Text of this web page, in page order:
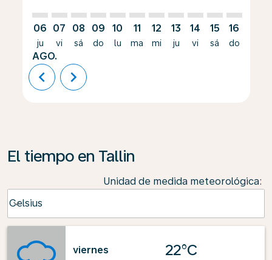
06
ju
AGO.
07
vi
08
sá
09
do
10
lu
11
ma
12
mi
13
ju
14
vi
15
sá
16
do
chevron_left chevron_right
El tiempo en Tallin
Unidad de medida meteorológica:
Celsius
keyboard_arrow_down
viernes
22°C